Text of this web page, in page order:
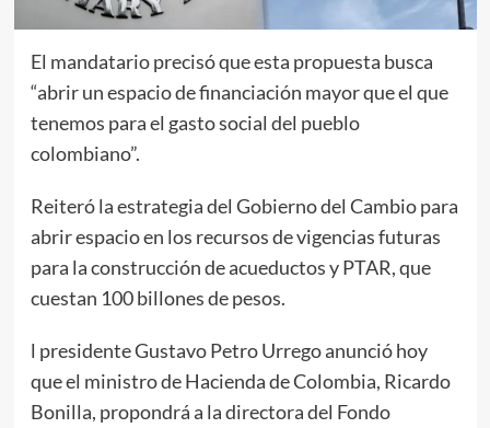
El mandatario precisó que esta propuesta busca
“abrir un espacio de financiación mayor que el que
tenemos para el gasto social del pueblo
colombiano”.
Reiteró la estrategia del Gobierno del Cambio para
abrir espacio en los recursos de vigencias futuras
para la construcción de acueductos y PTAR, que
cuestan 100 billones de pesos.
l presidente Gustavo Petro Urrego anunció hoy
que el ministro de Hacienda de Colombia, Ricardo
Bonilla, propondrá a la directora del Fondo